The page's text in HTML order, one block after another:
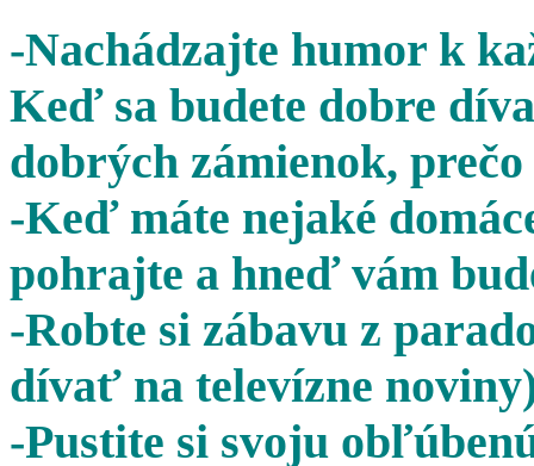
-Nachádzajte humor k
Keď sa budete dobre
dobrých zámienok,
-Keď máte nejaké
pohrajte a hneď vám
-Robte si zábavu z
dívať na televízne
-Pustite si svoju